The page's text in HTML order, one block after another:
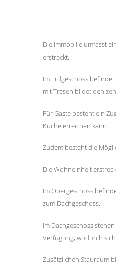
Die Immobilie umfasst
erstreckt.
Im Erdgeschoss
mit Tresen bildet den
Für Gäste besteht ein
Küche erreichen kann.
Zudem besteht die
Die Wohneinheit
Im Obergeschoss
zum Dachgeschoss.
Im Dachgeschoss
Verfügung, wodurch
Zusätzlichen Stauraum